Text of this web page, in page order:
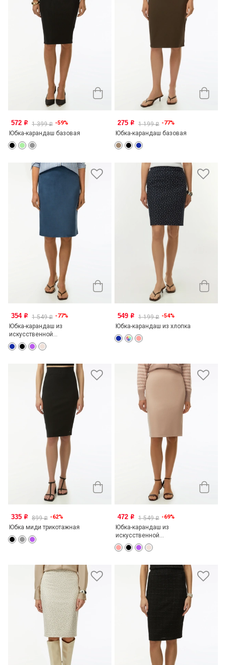
572 o 1 399o -59%
Юбка-карандаш базовая
275 o 1 199o -77%
Юбка-карандаш базовая
354 o 1 549o -77%
Юбка-карандаш из
искусственной...
549 o 1 199o -54%
Юбка-карандаш из хлопка
335 o 899o -62%
Юбка миди трикотажная
472 o 1 549o -69%
Юбка-карандаш из
искусственной...